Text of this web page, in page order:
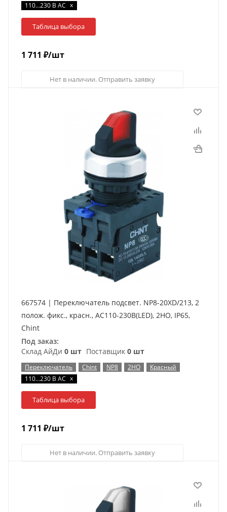
110…230 В AC x
Таблица выбора
1 711 ₽/шт
Нет в наличии. Отправить заявку
667574 | Переключатель подсвет. NP8-20XD/213, 2
полож. фикс., красн., AC110-230В(LED), 2НО, IP65,
Chint
Под заказ:
Склад АйДи 0 шт Поставщик 0 шт
Переключатель Chint NP8 2НО
Красный
110…230 В AC x
Таблица выбора
1 711 ₽/шт
Нет в наличии. Отправить заявку